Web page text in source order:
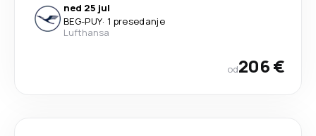
ned 25 jul
BEG-PUY· 1 presedanje
Lufthansa
od206 €